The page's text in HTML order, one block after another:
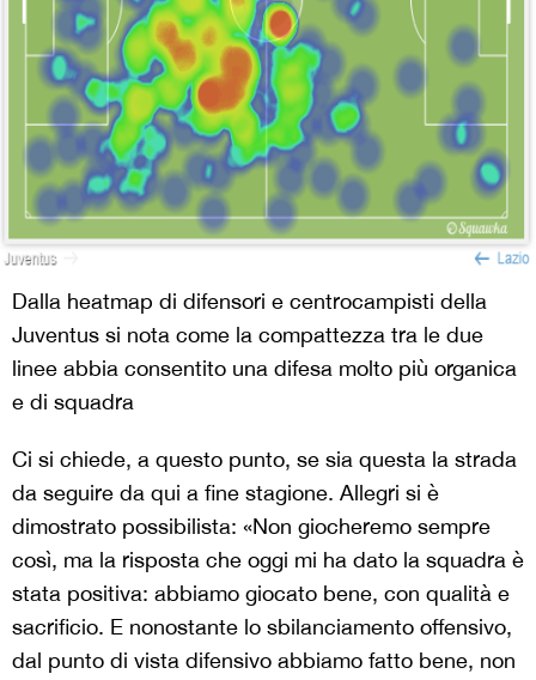
Dalla heatmap di difensori e centrocampisti della
Juventus si nota come la compattezza tra le due
linee abbia consentito una difesa molto più organica
e di squadra
Ci si chiede, a questo punto, se sia questa la strada
da seguire da qui a fine stagione. Allegri si è
dimostrato possibilista: «Non giocheremo sempre
così, ma la risposta che oggi mi ha dato la squadra è
stata positiva: abbiamo giocato bene, con qualità e
sacrificio. E nonostante lo sbilanciamento offensivo,
dal punto di vista difensivo abbiamo fatto bene, non